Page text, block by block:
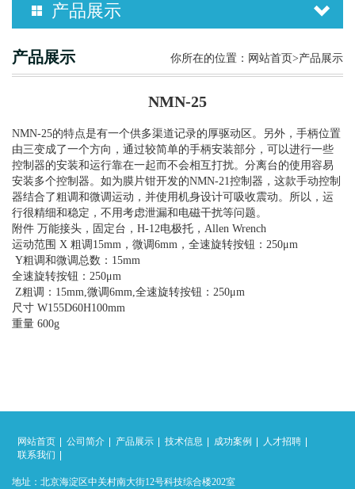
产品展示
产品展示 你所在的位置： 网站首页>产品展示
NMN-25
NMN-25的特点是有一个供多渠道记录的厚驱动区。另外，手柄位置
由三变成了一个方向，通过较简单的手柄安装部分，可以进行一些
控制器的安装和运行靠在一起而不会相互打扰。分离台的使用容易
安装多个控制器。如为膜片钳开发的NMN-21控制器，这款手动控制
器结合了粗调和微调运动，并使用机身设计可吸收震动。所以，运
行很精细和稳定，不用考虑泄漏和电磁干扰等问题。
附件 万能接头，固定台，H-12电极托，Allen Wrench
运动范围 X 粗调15mm，微调6mm，全速旋转按钮：250μm
Y粗调和微调总数：15mm
全速旋转按钮：250μm
Z粗调：15mm,微调6mm,全速旋转按钮：250μm
尺寸 W155D60H100mm
重量 600g
网站首页 公司简介 产品展示 技术信息 成功案例
人才招聘
联系我们
地址：北京海淀区中关村南大街12号科技综合楼202室